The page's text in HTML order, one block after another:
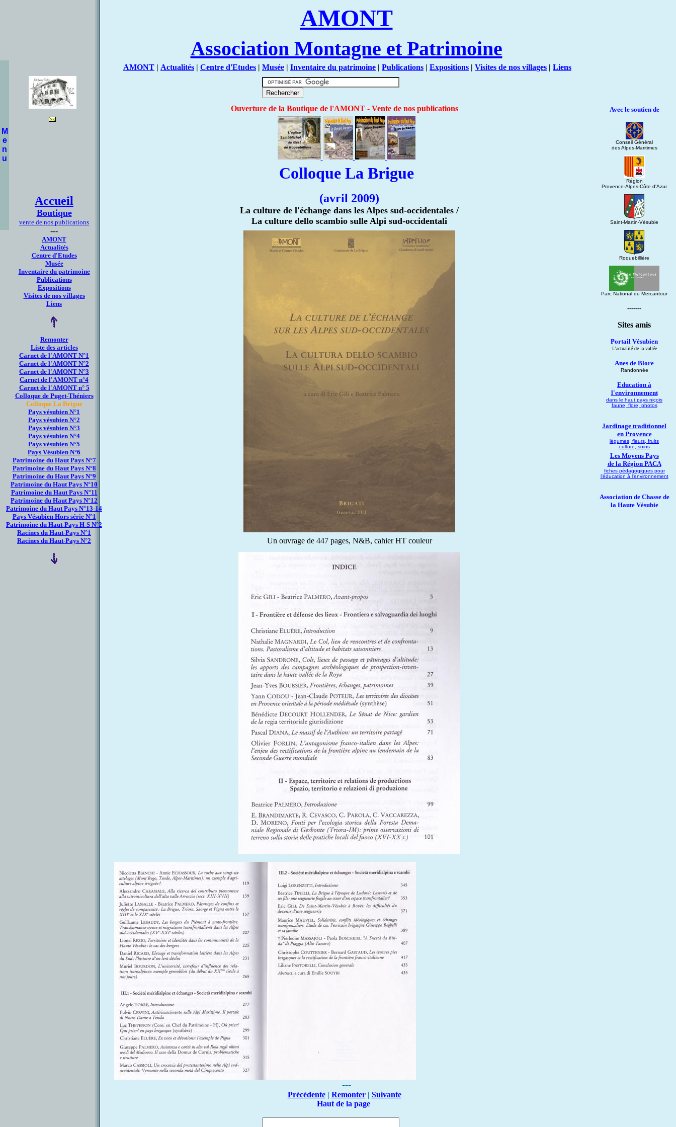
AMONT
Association Montagne et Patrimoine
AMONT | Actualités | Centre d'Etudes | Musée | Inventaire du patrimoine | Publications | Expositions | Visites de nos villages | Liens
Ouverture de la Boutique de l'AMONT - Vente de nos publications
Colloque La Brigue
Avec le soutien de
Conseil Général
des Alpes-Maritimes
Région
Provence-Alpes-Côte d'Azur
Accueil
Boutique
vente de nos publications
---
AMONT
Actualités
Centre d'Etudes
Musée
Inventaire du patrimoine
Publications
Expositions
Visites de nos villages
Liens
Remonter
Liste des articles
Carnet de l'AMONT N°1
Carnet de l'AMONT N°2
Carnet de l'AMONT N°3
Carnet de l'AMONT n°4
Carnet de l'AMONT n° 5
Colloque de Puget-Théniers
Colloque La Brigue
Pays vésubien N°1
Pays vésubien N°2
Pays vésubien N°3
Pays vésubien N°4
Pays vésubien N°5
Pays Vésubien N°6
Patrimoine du Haut Pays N°7
Patrimoine du Haut Pays N°8
Patrimoine du Haut Pays N°9
Patrimoine du Haut Pays N°10
Patrimoine du Haut Pays N°11
Patrimoine du Haut Pays N°12
Patrimoine du Haut Pays N°13-14
Pays Vésubien Hors série N°1
Patrimoine du Haut-Pays H-S N°2
Racines du Haut-Pays N°1
Racines du Haut-Pays N°2
(avril 2009)
La culture de l'échange dans les Alpes sud-occidentales /
La culture dello scambio sulle Alpi sud-occidentali
Un ouvrage de 447 pages, N&B, cahier HT couleur
Saint-Martin-Vésubie
Roquebillière
Parc National du Mercantour
-------
Sites amis
Portail Vésubien
L'actualité de la vallée
Anes de Blore
Randonnée
Education à
l'environnement
dans le haut pays niçois
faune, flore, photos
Jardinage traditionnel
en Provence
légumes, fleurs, fruits
culture, soins
Les Moyens Pays
de la Région PACA
fiches pédagogiques pour
l'éducation à l'environnement
Association de Chasse de
la Haute Vésubie
---
Précédente| Remonter| Suivante
Haut de la page
M
e
n
u